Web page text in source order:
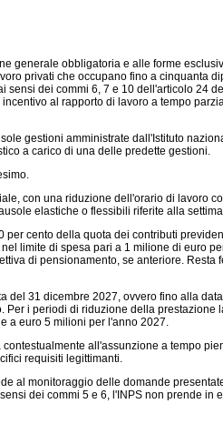
generale obbligatoria e alle forme
privati che occupano fino a cinquanta
dei commi 6, 7 e 10 dell'articolo 24 del
al rapporto di lavoro a tempo
gestioni amministrate dall'Istituto
a carico di una delle predette gestioni.
con una riduzione dell'orario di lavoro
elastiche o flessibili riferite alla
cento della quota dei contributi
limite di spesa pari a 1 milione di euro
di pensionamento, se anteriore.
31 dicembre 2027, ovvero fino alla
i periodi di riduzione della prestazione
a euro 5 milioni per l'anno 2027.
all'assunzione a tempo
requisiti legittimanti.
al monitoraggio delle domande
dei commi 5 e 6, l'INPS non prende in